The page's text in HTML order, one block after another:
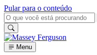
Pular para o conteúdo
Menu